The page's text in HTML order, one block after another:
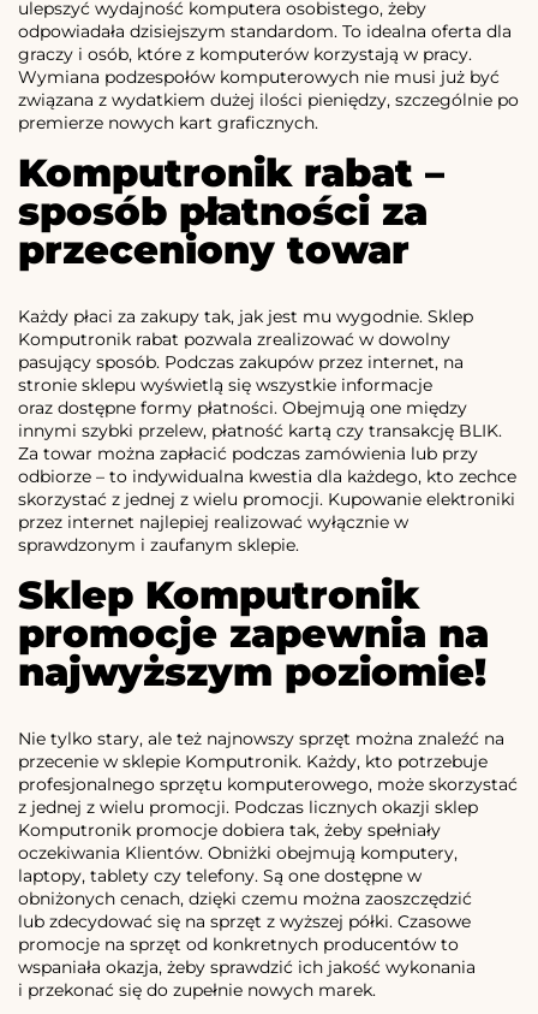
ulepszyć wydajność komputera osobistego, żeby
odpowiadała dzisiejszym standardom. To idealna oferta dla
graczy i osób, które z komputerów korzystają w pracy.
Wymiana podzespołów komputerowych nie musi już być
związana z wydatkiem dużej ilości pieniędzy, szczególnie po
premierze nowych kart graficznych.
Komputronik rabat –
sposób płatności za
przeceniony towar
Każdy płaci za zakupy tak, jak jest mu wygodnie. Sklep
Komputronik rabat pozwala zrealizować w dowolny
pasujący sposób. Podczas zakupów przez internet, na
stronie sklepu wyświetlą się wszystkie informacje
oraz dostępne formy płatności. Obejmują one między
innymi szybki przelew, płatność kartą czy transakcję BLIK.
Za towar można zapłacić podczas zamówienia lub przy
odbiorze – to indywidualna kwestia dla każdego, kto zechce
skorzystać z jednej z wielu promocji. Kupowanie elektroniki
przez internet najlepiej realizować wyłącznie w
sprawdzonym i zaufanym sklepie.
Sklep Komputronik
promocje zapewnia na
najwyższym poziomie!
Nie tylko stary, ale też najnowszy sprzęt można znaleźć na
przecenie w sklepie Komputronik. Każdy, kto potrzebuje
profesjonalnego sprzętu komputerowego, może skorzystać
z jednej z wielu promocji. Podczas licznych okazji sklep
Komputronik promocje dobiera tak, żeby spełniały
oczekiwania Klientów. Obniżki obejmują komputery,
laptopy, tablety czy telefony. Są one dostępne w
obniżonych cenach, dzięki czemu można zaoszczędzić
lub zdecydować się na sprzęt z wyższej półki. Czasowe
promocje na sprzęt od konkretnych producentów to
wspaniała okazja, żeby sprawdzić ich jakość wykonania
i przekonać się do zupełnie nowych marek.